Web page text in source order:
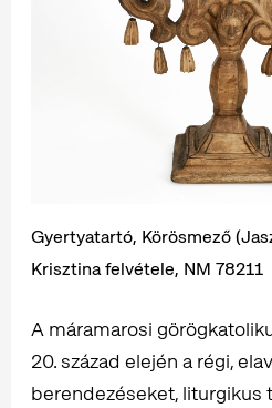
Gyertyatartó, Körösmező
Krisztina felvétele, NM 78211
A máramarosi
20. század elején a régi,
berendezéseket, liturgikus